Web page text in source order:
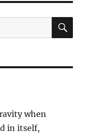
when
in itself,